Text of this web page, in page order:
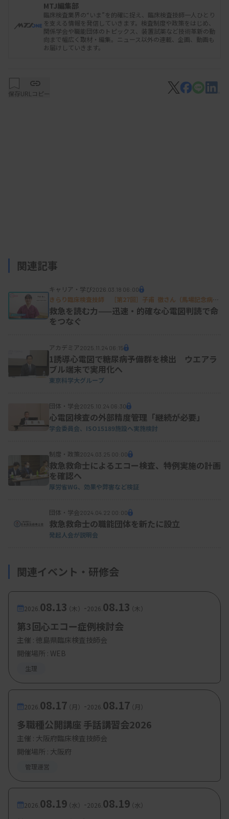
MTJ編集部
臨床検査業界の“いま”を的確に捉え、臨床検査技師一人ひとり
を支える情報を発信していきます。検査制度や政策をはじめ、
関係学会や職能団体のトピックス、装置試薬など技術革新の動
向まで幅広く取材・編集。ニュース以外の連載、企画、動画も
お届けしていきます。
保存URLコピー
関連記事
キャリア・学び2026.03.18 06:00
きらり臨床検査技師 ［第27回］子甫 徹さん（馬場記念病院
検査部）
救急を読む力——迅速・的確な心電図判読で命
をつなぐ
アカデミア 2025.11.24 06:15
1誘導心電図で糖尿病予備群を検出 ウエアラ
ブル端末で実用化へ
東京科学大グループ
団体・学会2025.10.24 06:30
心電図検査の外部精度管理「継続が必要」
学会委員会、ISO15189施設へ実施検討
制度・政策2024.03.25 00:00
救急救命士によるエコー検査、特例実施の計画
を確認へ
厚労省WG、効果や弊害など検証
団体・学会2024.04.22 00:00
救急救命士の職能団体を新たに設立
発起人会が説明会
関連イベント・研修会
2026. 08.13（木） -2026. 08.13（木）
第3回心エコー症例検討会
主催 : 徳島県臨床検査技師会
開催場所 : WEB
生理
2026. 08.17（月） -2026. 08.17（月）
多職種公開講座 手話講習会2026
主催 : 大阪府臨床検査技師会
開催場所 : 大阪府
管理運営
2026. 08.19（水） -2026. 08.19（水）